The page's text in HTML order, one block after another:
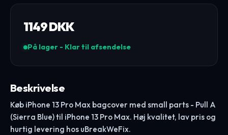
1149DKK
På lager - Klar til afsendelse
Beskrivelse
Køb iPhone 13 Pro Max bagcover med small parts - Pull A
(Sierra Blue) til iPhone 13 Pro Max. Høj kvalitet, lav pris og
hurtig levering hos uBreakWeFix.